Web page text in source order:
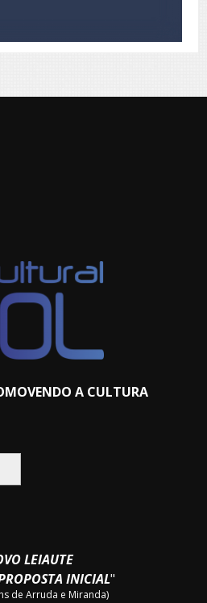
A CULTURA
LEIAUTE
INICIAL"
de Arruda e Miranda)